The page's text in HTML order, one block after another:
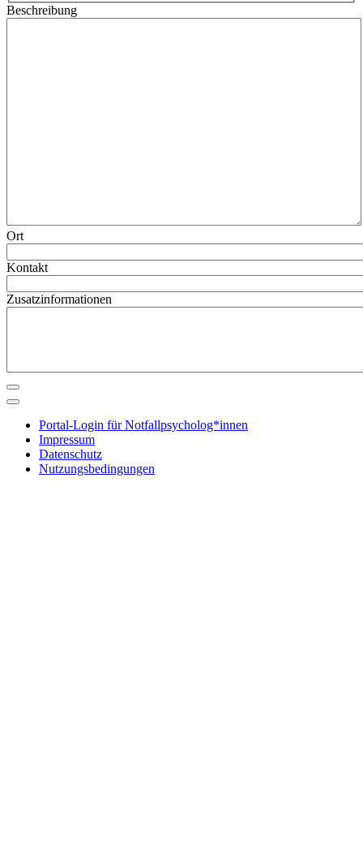
Beschreibung
Ort
Kontakt
Zusatzinformationen
Portal-Login für Notfallpsycholog*innen
Impressum
Datenschutz
Nutzungsbedingungen